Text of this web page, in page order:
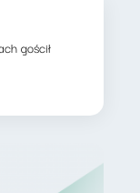
gościł